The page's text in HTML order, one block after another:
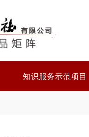
知识服务示范项目